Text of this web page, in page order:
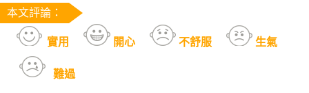
本文評論：
實用 開心 不舒服 生氣
難過